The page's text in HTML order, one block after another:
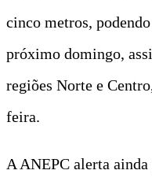
cinco metros,
próximo domingo,
regiões Norte e
feira.
A ANEPC alerta